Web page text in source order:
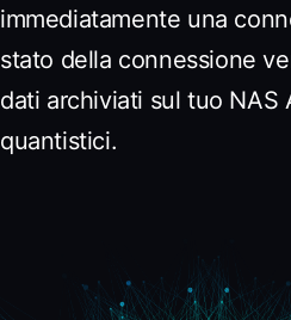
immediatamente una
stato della connessione
dati archiviati sul tuo NAS
quantistici.